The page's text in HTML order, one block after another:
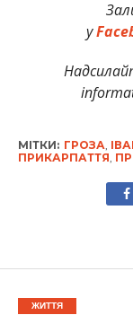
у
МІТКИ: ГРОЗА
ПРИКАРПАТТЯ
ЖИТТЯ